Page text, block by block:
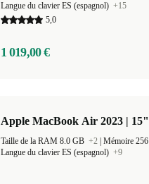
Langue du clavier ES (espagnol) +15
5,0
1 019,00 €
Apple MacBook Air 2023 |
Taille de la RAM 8.0 GB +2 Mémoire
Langue du clavier ES (espagnol) +9